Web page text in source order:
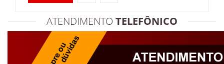
ATENDIMENTO TELEFÔNICO